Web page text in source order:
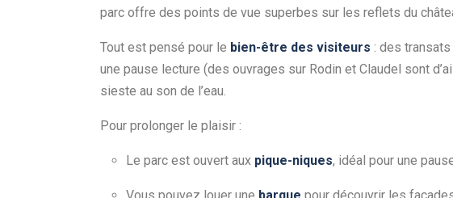
parc offre des points de vue superbes sur les reflets du
Tout est pensé pour le bien-être des visiteurs : des
une pause lecture (des ouvrages sur Rodin et Claudel sont
sieste au son de l’eau.
Pour prolonger le plaisir :
Le parc est ouvert aux pique-niques, idéal pour une